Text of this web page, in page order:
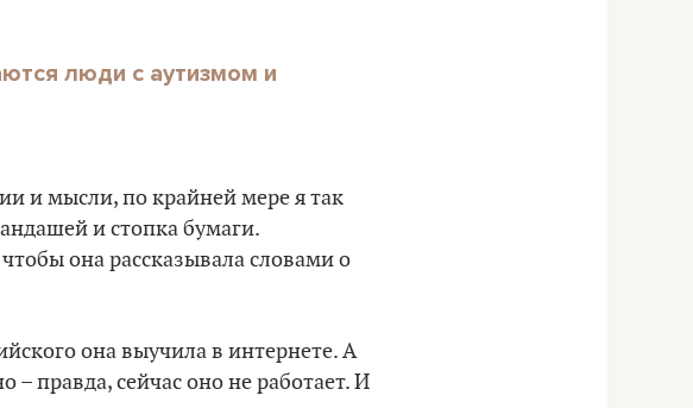
люди с аутизмом и
и мысли, по крайней мере я так
и стопка бумаги.
она рассказывала словами о
она выучила в интернете. А
правда, сейчас оно не работает. И